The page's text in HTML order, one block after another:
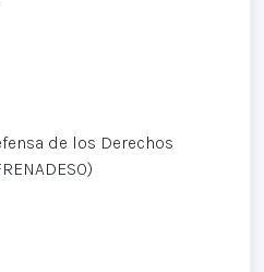
de los Derechos